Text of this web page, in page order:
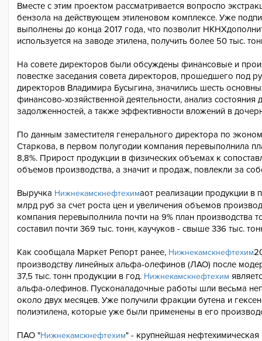
Вместе с этим проектом рассматривается вопроспо
бензола на действующем этиленовом комплексе. Уже
выполнены до конца 2017 года, что позволит
используется на заводе этилена, получить более 50 тыс.
На совете директоров были обсуждены финансовые и
повестке заседания совета директоров, прошедшего под
директоров Владимира Бусыгина, значились шесть
финансово-хозяйственной деятельности, анализ состояния
задолженностей, а также эффективности вложений в
По данным заместителя генерального директора по
Старкова, в первом полугодии компания перевыполнила
8,8%. Прирост продукции в физических объемах к
объемов производства, а значит и продаж, повлекли за
Выручка Нижнекамскнефтехимаот реализации продукции в
млрд руб за счет роста цен и увеличения объемов
компания перевыполнила почти на 9% план производства
составил почти 369 тыс. тонн, каучуков - свыше 336 тыс.
Как сообщала Маркет Репорт ранее, Нижнекамскнефтехим
производству линейных альфа-олефинов (ЛАО) после
37,5 тыс. тонн продукции в год. Нижнекамскнефтехим
альфа-олефинов. Пусконаладочные работы шли весьма
около двух месяцев. Уже получили фракции бутена и
полиэтилена, которые уже были применены в его
ПАО "Нижнекамскнефтехим" - крупнейшая